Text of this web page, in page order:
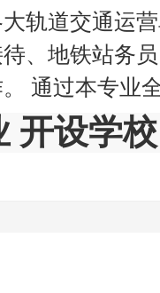
轨道交通运
、地铁站务
通过本专业
开设学校